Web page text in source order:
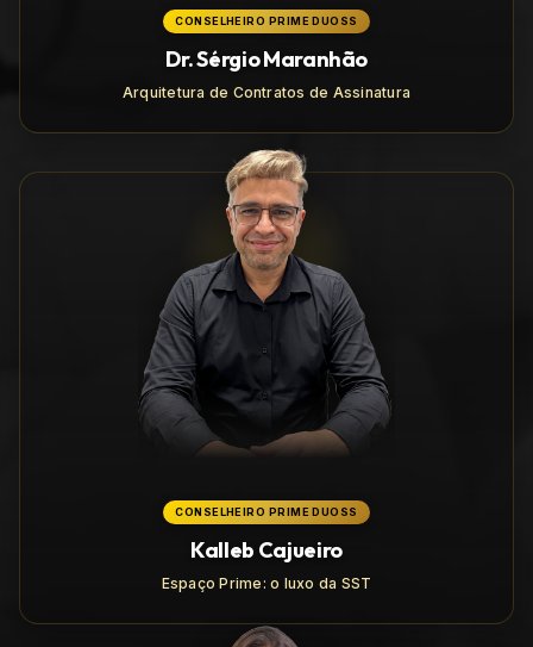
CONSELHEIRO PRIME DUOSS
Dr. Sérgio Maranhão
Arquitetura de Contratos de Assinatura
CONSELHEIRO PRIME DUOSS
Kalleb Cajueiro
Espaço Prime: o luxo da SST